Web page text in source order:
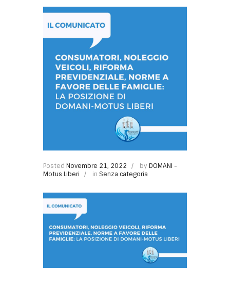
Posted Novembre 21, 2022 by DOMANI -
Motus Liberi
in Senza categoria